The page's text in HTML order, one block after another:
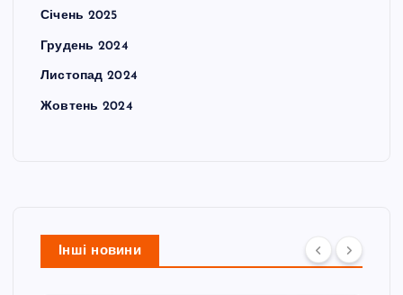
Січень 2025
Грудень 2024
Листопад 2024
Жовтень 2024
Інші новини